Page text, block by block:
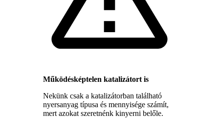
Működésképtelen katalizátort is
Nekünk csak a katalizátorban található
nyersanyag típusa és mennyisége számít,
mert azokat szeretnénk kinyerni belőle.